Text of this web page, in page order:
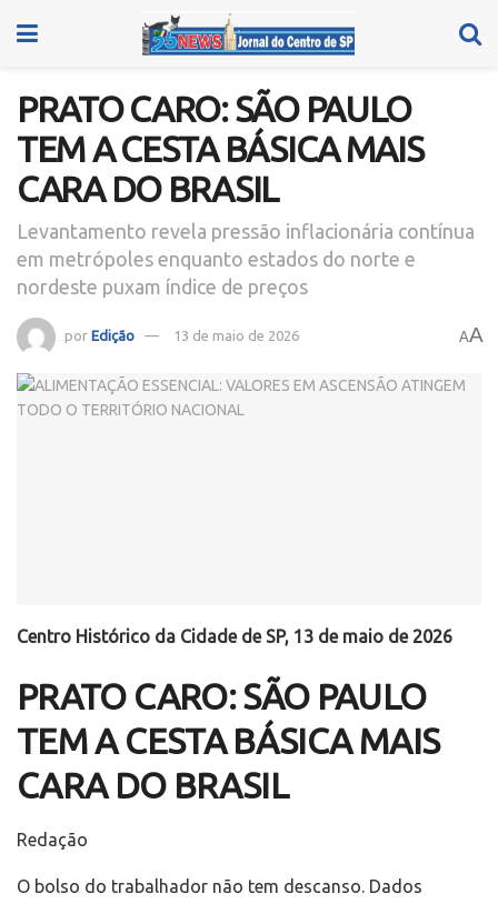
PRATO CARO: SÃO PAULO
TEM A CESTA BÁSICA MAIS
CARA DO BRASIL
Levantamento revela pressão inflacionária contínua
em metrópoles enquanto estados do norte e
nordeste puxam índice de preços
por Edição 13 de maio de 2026 AA
Centro Histórico da Cidade de SP, 13 de maio de 2026
PRATO CARO: SÃO PAULO
TEM A CESTA BÁSICA MAIS
CARA DO BRASIL
Redação
O bolso do trabalhador não tem descanso. Dados